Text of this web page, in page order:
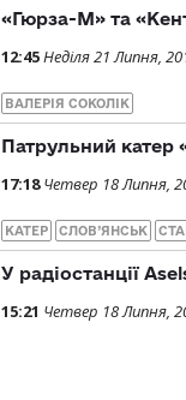
«Гюрза-М» та
12:45Неділя 21 Липня,
ВАЛЕРІЯ СОКОЛІК
Патрульний катер
17:18 Четвер 18 Липня,
КАТЕР СЛОВ’ЯНСЬК
У радіостанції
15:21 Четвер 18 Липня,